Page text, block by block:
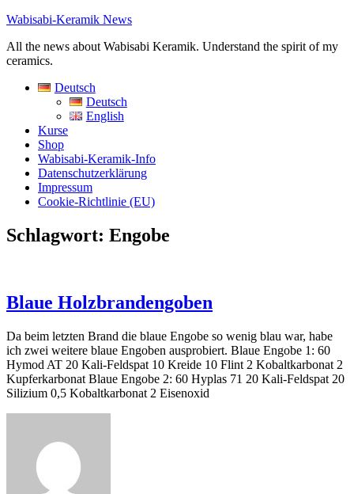
Wabisabi-Keramik News
All the news about Wabisabi Keramik. Understand the spirit of my
ceramics.
Deutsch
Deutsch
English
Kurse
Shop
Wabisabi-Keramik-Info
Datenschutzerklärung
Impressum
Cookie-Richtlinie (EU)
Schlagwort: Engobe
Blaue Holzbrandengoben
Da beim letzten Brand die blaue Engobe so wenig blau war, habe
ich zwei weitere blaue Engoben ausprobiert. Blaue Engobe 1: 60
Hymod AT 20 Kali-Feldspat 10 Kreide 10 Flint 2 Kobaltkarbonat 2
Kupferkarbonat Blaue Engobe 2: 60 Hyplas 71 20 Kali-Feldspat 20
Silizium 0,5 Kobaltkarbonat 2 Eisenoxid